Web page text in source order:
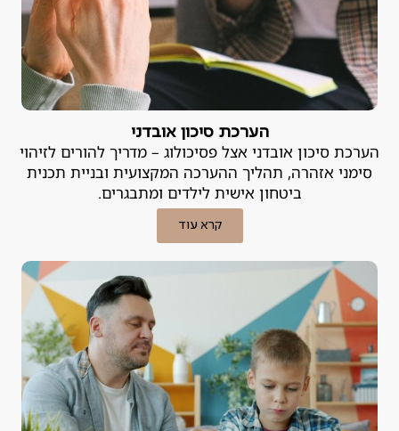
הערכת סיכון אובדני
הערכת סיכון אובדני אצל פסיכולוג – מדריך להורים לזיהוי
סימני אזהרה, תהליך ההערכה המקצועית ובניית תכנית
ביטחון אישית לילדים ומתבגרים.
קרא עוד